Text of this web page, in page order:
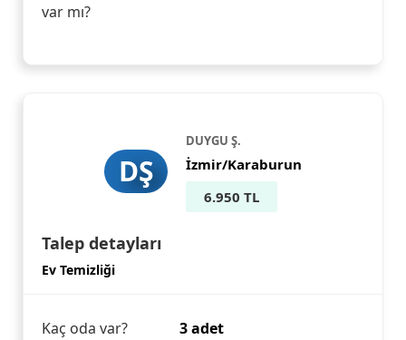
var mı?
DŞ
DUYGU Ş.
İzmir/Karaburun
6.950 TL
Talep detayları
Ev Temizliği
Kaç oda var?
3 adet